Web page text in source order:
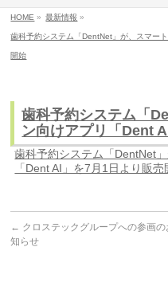
HOME » 最新情報 »
歯科予約システム「DentNet」が、スマー
開始
歯科予約システム「
ン向けアプリ「Dent
歯科予約システム「DentNet
「Dent AI」を7月1日より販売
← クロステックグループへの参画の
知らせ